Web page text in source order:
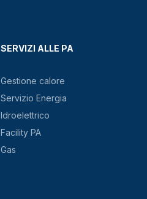
SERVIZI ALLE PA
Gestione calore
Servizio Energia
Idroelettrico
Facility PA
Gas